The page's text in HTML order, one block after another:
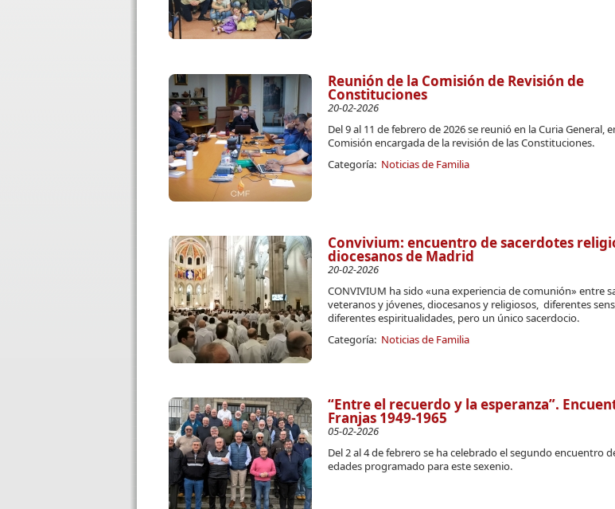
Reunión de la Comisión de Revisión de
Constituciones
20-02-2026
Del 9 al 11 de febrero de 2026 se reunió en la Curia General,
Comisión encargada de la revisión de las Constituciones.
Categoría: Noticias de Familia
Convivium: encuentro de sacerdotes
diocesanos de Madrid
20-02-2026
CONVIVIUM ha sido «una experiencia de comunión» entre
veteranos y jóvenes, diocesanos y religiosos, diferentes
diferentes espiritualidades,pero un único sacerdocio.
Categoría: Noticias de Familia
“Entre el recuerdo y la esperanza”.
Franjas 1949-1965
05-02-2026
Del 2 al 4 de febrero se ha celebrado el segundo encuentro
edades programado para este sexenio.